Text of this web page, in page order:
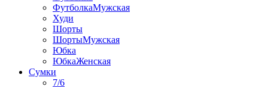
ФутболкаМужская
Худи
Шорты
ШортыМужская
Юбка
ЮбкаЖенская
Сумки
7/6